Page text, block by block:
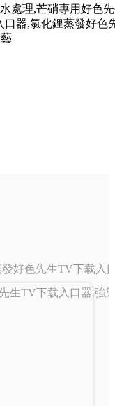
好色先生TV下载入
生TV下载入口器,強